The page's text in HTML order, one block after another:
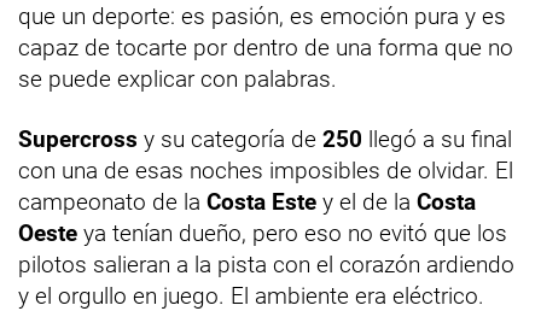
que un deporte: es pasión, es emoción pura y es
capaz de tocarte por dentro de una forma que no
se puede explicar con palabras.
Supercross y su categoría de 250 llegó a su final
con una de esas noches imposibles de olvidar. El
campeonato de la Costa Este y el de la Costa
Oeste ya tenían dueño, pero eso no evitó que los
pilotos salieran a la pista con el corazón ardiendo
y el orgullo en juego. El ambiente era eléctrico.